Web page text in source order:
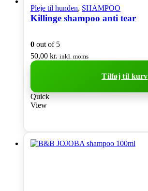
Pleje til hunden, SHAMPOO
Killinge shampoo anti tear
0 out of 5
50,00 kr. inkl. moms
Tilføj til kurv
Quick
View